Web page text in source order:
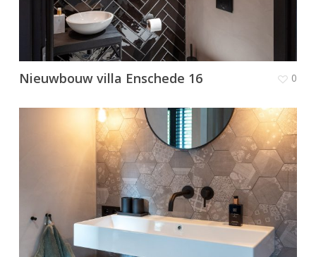
Nieuwbouw villa Enschede 16 0